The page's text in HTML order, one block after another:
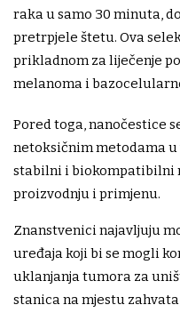
raka u samo 30 minuta,
pretrpjele štetu. Ova
prikladnom za liječenje
melanoma i
Pored toga, nanočestice
netoksičnim metodama
stabilni i biokompatibilni
proizvodnju i primjenu.
Znanstvenici najavljuju
uređaja koji bi se mogli
uklanjanja tumora za
stanica na mjestu